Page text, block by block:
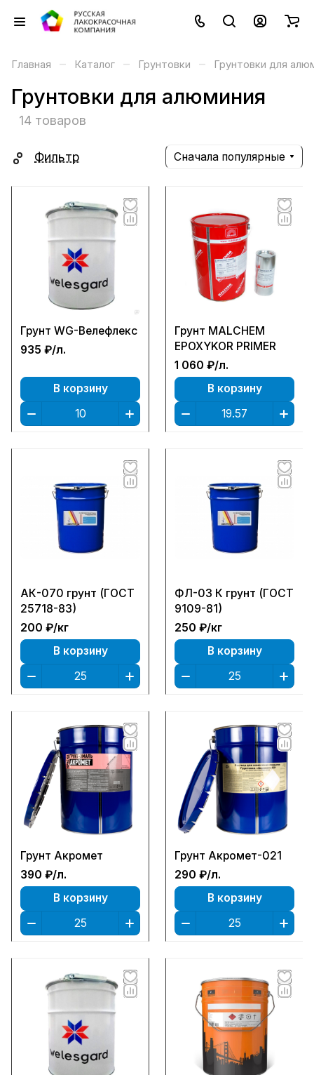
Главная – Каталог – Грунтовки – Грунтовки для
Грунтовки для алюминия
14 товаров
Фильтр Сначала популярные
Грунт WG-Велефлекс
935 ₽/л.
В корзину
Грунт MALCHEM
EPOXYKOR PRIMER
1 060 ₽/л.
В корзину
АК-070 грунт (ГОСТ
25718-83)
200 ₽/кг
В корзину
ФЛ-03 К грунт (ГОСТ
9109-81)
250 ₽/кг
В корзину
Грунт Акромет
390 ₽/л.
В корзину
Грунт Акромет-021
290 ₽/л.
В корзину